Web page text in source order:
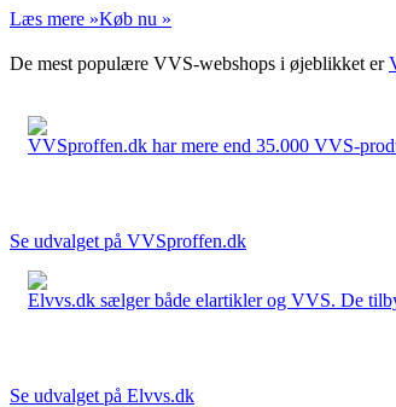
Læs mere »Køb nu »
De mest populære VVS-webshops i øjeblikket er
VVSproffen.dk har mere end 35.000 VVS-
Se udvalget på VVSproffen.dk
Elvvs.dk sælger både elartikler og VVS. De
Se udvalget på Elvvs.dk